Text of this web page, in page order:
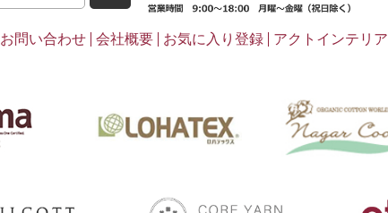
お問い合わせ 会社概要 お気に入り登録 アクトインテリア
LOHATEX